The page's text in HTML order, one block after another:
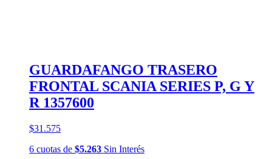
GUARDAFANGO TRASERO
FRONTAL SCANIA SERIES P, G Y
R 1357600
$31.575
6 cuotas de $5.263 Sin Interés